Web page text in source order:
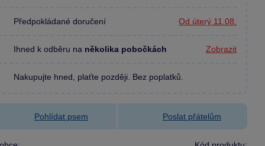
Předpokládané doručení Od úterý 11.08.
Ihned k odběru na několika pobočkách Zobrazit
Nakupujte hned, plaťte později. Bez poplatků.
Pohlídat psem Poslat přátelům